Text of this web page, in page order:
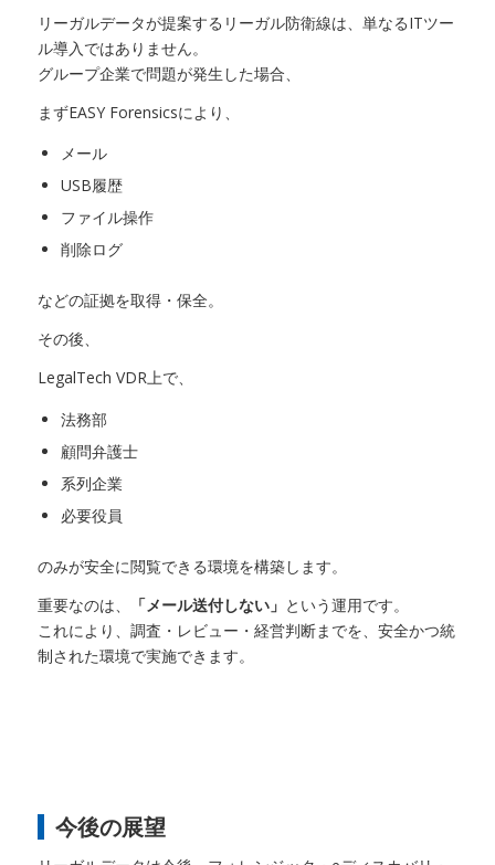
リーガルデータが提案するリーガル防衛線は、単なるITツー
ル導入ではありません。
グループ企業で問題が発生した場合、
まずEASY Forensicsにより、
メール
USB履歴
ファイル操作
削除ログ
などの証拠を取得・保全。
その後、
LegalTech VDR上で、
法務部
顧問弁護士
系列企業
必要役員
のみが安全に閲覧できる環境を構築します。
重要なのは、
「メール送付しない」 という運用です。
これにより、調査・レビュー・経営判断までを、安全かつ統
制された環境で実施できます。
今後の展望